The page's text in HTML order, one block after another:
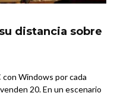
distancia sobre
Windows por cada
20. En un escenario